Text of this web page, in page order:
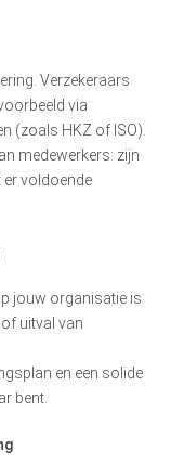
Verzekeraars
via
(zoals HKZ of ISO).
medewerkers: zijn
er voldoende
jouw organisatie is
uitval van
en een solide
bent.